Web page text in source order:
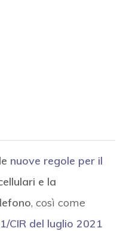
nuove regole per il
e la
, così come
CIR del luglio 2021